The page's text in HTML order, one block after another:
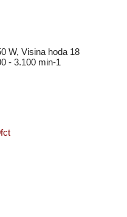
W, Visina hoda 18
- 3.100 min-1